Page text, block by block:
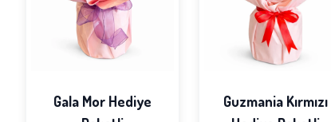
Gala Mor Hediye
Guzmania Kırmızı